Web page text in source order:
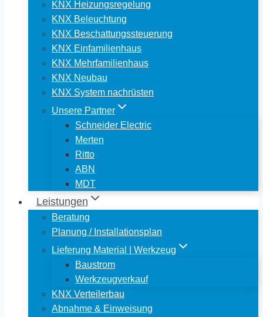
KNX Heizungsregelung
KNX Beleuchtung
KNX Beschattungssteuerung
KNX Einfamilienhaus
KNX Mehrfamilienhaus
KNX Neubau
KNX System nachrüsten
Unsere Partner
Schneider Electric
Merten
Ritto
ABN
MDT
Leistungen
Beratung
Planung / Installationsplan
Lieferung Material | Werkzeug
Baustrom
Werkzeugverkauf
KNX Verteilerbau
Abnahme & Einweisung